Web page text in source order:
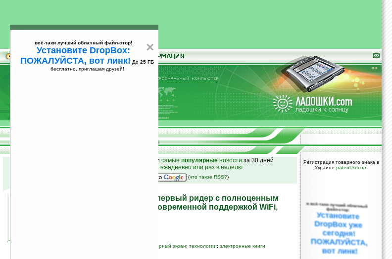
25
и самые популярные новости за 30 дней
на email ежедневно или раз в неделю
(что такое RSS?)
PocketBook 302 Cookie – первый ридер с полноценным
сенсорным экраном, одновременной поддержкой WiFi,
сенсорный экран; технологии; электронные книги
Регистрация товарного знака в
Украине patent.km.ua
×
всё-таки лучший облачный файл-стор!
Установите DropBox:
ПОЖАЛУЙСТА, вот линк! До 25 ГБ
бесплатно, приглашая друзей!
и всё-таки лучший облачный
файл-стор:
Установите
DropBox уже
сегодня!
ПОЖАЛУЙСТА,
вот линк!